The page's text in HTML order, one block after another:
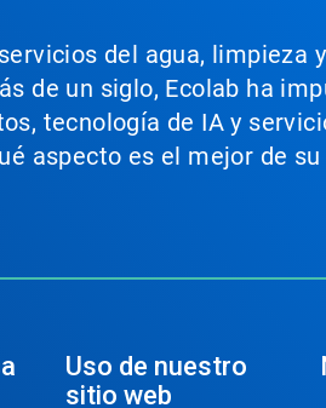
del agua,
de un siglo, Ecolab ha
tecnología de IA y
aspecto es el mejor de
Uso de nuestro
sitio web